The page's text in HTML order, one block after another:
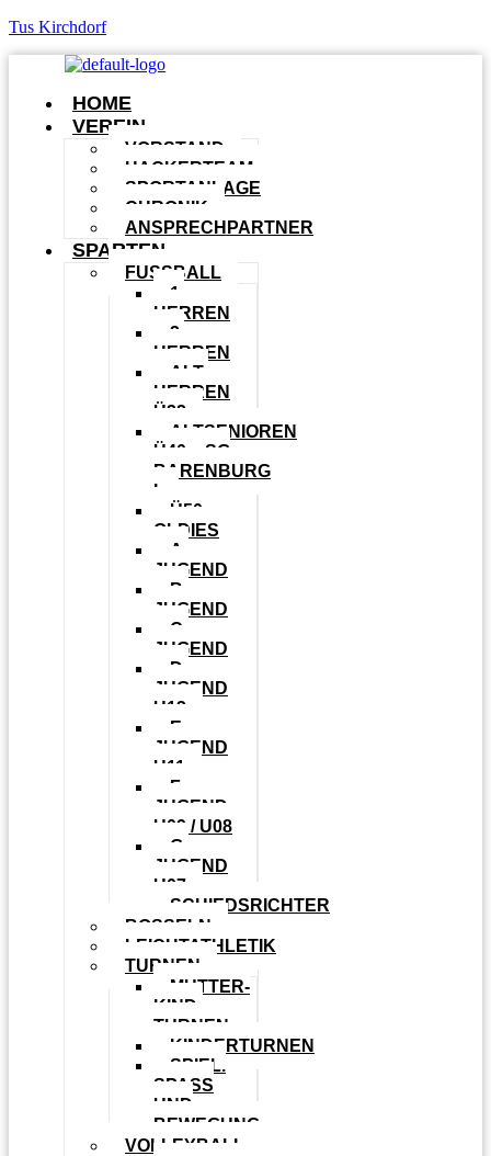
Tus Kirchdorf
HOME
VEREIN
VORSTAND
HACKERTEAM
SPORTANLAGE
CHRONIK
ANSPRECHPARTNER
SPARTEN
FUSSBALL
1.
HERREN
2.
HERREN
ALT-
HERREN
Ü32
ALTSENIOREN
Ü40 – SG
BARENBURG
I
Ü50
OLDIES
A-
JUGEND
B-
JUGEND
C-
JUGEND
D-
JUGEND
U13
E-
JUGEND
U11
F-
JUGEND
U09 / U08
G-
JUGEND
U07
SCHIEDSRICHTER
BOSSELN
LEICHTATHLETIK
TURNEN
MUTTER-
KIND-
TURNEN
KINDERTURNEN
SPIEL.
SPASS U
ND B
EWEGUNG
VOLLEYBALL